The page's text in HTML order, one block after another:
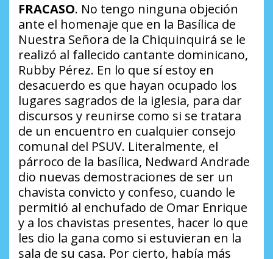
FRACASO. No tengo ninguna objeción
ante el homenaje que en la Basílica de
Nuestra Señora de la Chiquinquirá se le
realizó al fallecido cantante dominicano,
Rubby Pérez. En lo que sí estoy en
desacuerdo es que hayan ocupado los
lugares sagrados de la iglesia, para dar
discursos y reunirse como si se tratara
de un encuentro en cualquier consejo
comunal del PSUV. Literalmente, el
párroco de la basílica, Nedward Andrade
dio nuevas demostraciones de ser un
chavista convicto y confeso, cuando le
permitió al enchufado de Omar Enrique
y a los chavistas presentes, hacer lo que
les dio la gana como si estuvieran en la
sala de su casa. Por cierto, había más